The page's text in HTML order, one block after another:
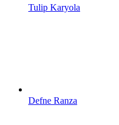
Tulip Karyola
Defne Ranza